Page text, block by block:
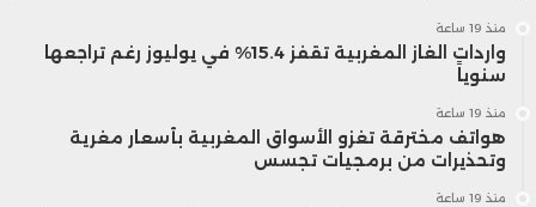
جاذبية السوق أمام الاستثمارات المحلية
والأجنبية خلال الأسابيع المقبلة.
منذ 19 ساعة
واردات الغاز المغربية تقفز 15.4% في يوليوز رغم تراجعها
سنوياً
منذ 19 ساعة
هواتف مخترقة تغزو الأسواق المغربية بأسعار مغرية
وتحذيرات من برمجيات تجسس
منذ 19 ساعة